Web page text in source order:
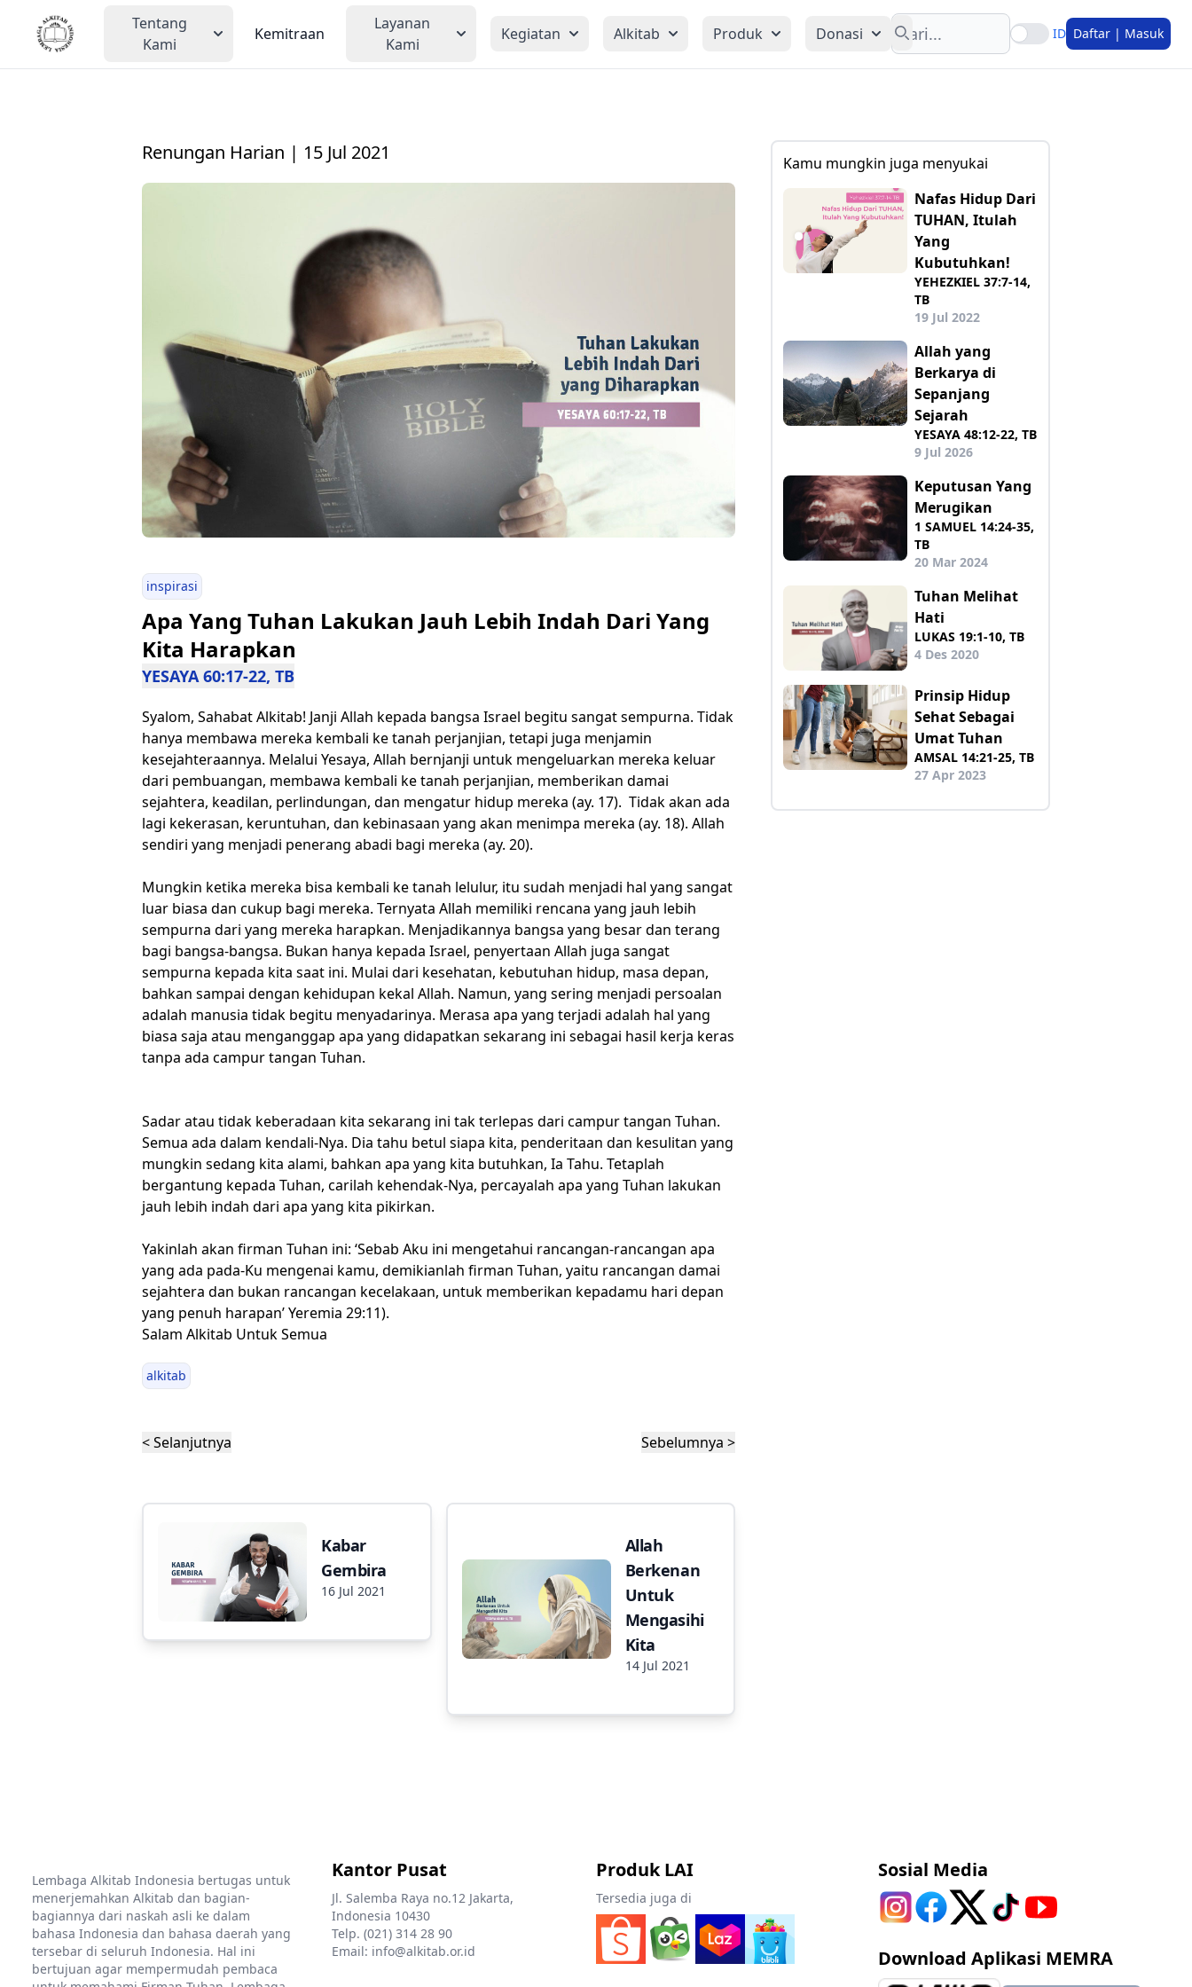
Tentang
Kami
Kemitraan
Layanan
Kami
Kegiatan Alkitab Produk Donasi
Search
ID Daftar | Masuk
Renungan Harian | 15 Jul 2021
inspirasi
Apa Yang Tuhan Lakukan Jauh Lebih Indah Dari Yang
Kita Harapkan
YESAYA 60:17-22, TB
Syalom, Sahabat Alkitab! Janji Allah kepada bangsa Israel begitu sangat sempurna. Tidak
hanya membawa mereka kembali ke tanah perjanjian, tetapi juga menjamin
kesejahteraannya. Melalui Yesaya, Allah bernjanji untuk mengeluarkan mereka keluar
dari pembuangan, membawa kembali ke tanah perjanjian, memberikan damai
sejahtera, keadilan, perlindungan, dan mengatur hidup mereka (ay. 17). Tidak akan ada
lagi kekerasan, keruntuhan, dan kebinasaan yang akan menimpa mereka (ay. 18). Allah
sendiri yang menjadi penerang abadi bagi mereka (ay. 20).
Mungkin ketika mereka bisa kembali ke tanah lelulur, itu sudah menjadi hal yang sangat
luar biasa dan cukup bagi mereka. Ternyata Allah memiliki rencana yang jauh lebih
sempurna dari yang mereka harapkan. Menjadikannya bangsa yang besar dan terang
bagi bangsa-bangsa. Bukan hanya kepada Israel, penyertaan Allah juga sangat
sempurna kepada kita saat ini. Mulai dari kesehatan, kebutuhan hidup, masa depan,
bahkan sampai dengan kehidupan kekal Allah. Namun, yang sering menjadi persoalan
adalah manusia tidak begitu menyadarinya. Merasa apa yang terjadi adalah hal yang
biasa saja atau menganggap apa yang didapatkan sekarang ini sebagai hasil kerja keras
tanpa ada campur tangan Tuhan.
Sadar atau tidak keberadaan kita sekarang ini tak terlepas dari campur tangan Tuhan.
Semua ada dalam kendali-Nya. Dia tahu betul siapa kita, penderitaan dan kesulitan yang
mungkin sedang kita alami, bahkan apa yang kita butuhkan, Ia Tahu. Tetaplah
bergantung kepada Tuhan, carilah kehendak-Nya, percayalah apa yang Tuhan lakukan
jauh lebih indah dari apa yang kita pikirkan.
Yakinlah akan firman Tuhan ini: ‘Sebab Aku ini mengetahui rancangan-rancangan apa
yang ada pada-Ku mengenai kamu, demikianlah firman Tuhan, yaitu rancangan damai
sejahtera dan bukan rancangan kecelakaan, untuk memberikan kepadamu hari depan
yang penuh harapan’ Yeremia 29:11).
Salam Alkitab Untuk Semua
alkitab
< Selanjutnya Sebelumnya >
Kabar
Gembira
16 Jul 2021
Allah
Berkenan
Untuk
Mengasihi
Kita
14 Jul 2021
Kamu mungkin juga menyukai
Nafas Hidup Dari
TUHAN, Itulah
Yang
Kubutuhkan!
YEHEZKIEL 37:7-14,
TB
19 Jul 2022
Allah yang
Berkarya di
Sepanjang
Sejarah
YESAYA 48:12-22, TB
9 Jul 2026
Keputusan Yang
Merugikan
1 SAMUEL 14:24-35,
TB
20 Mar 2024
Tuhan Melihat
Hati
LUKAS 19:1-10, TB
4 Des 2020
Prinsip Hidup
Sehat Sebagai
Umat Tuhan
AMSAL 14:21-25, TB
27 Apr 2023
Lembaga Alkitab Indonesia bertugas untuk
menerjemahkan Alkitab dan bagian-
bagiannya dari naskah asli ke dalam
bahasa Indonesia dan bahasa daerah yang
tersebar di seluruh Indonesia. Hal ini
bertujuan agar mempermudah pembaca
Kantor Pusat
Jl. Salemba Raya no.12 Jakarta,
Indonesia 10430
Telp. (021) 314 28 90
Email: info@alkitab.or.id
Produk LAI
Tersedia juga di
Sosial Media
Download Aplikasi MEMRA